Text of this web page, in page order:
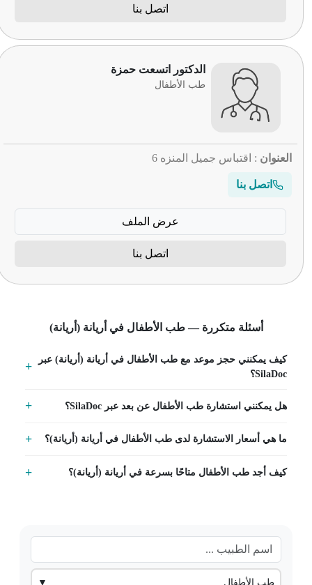
طب الأطفال
اتصل بنا
الدكتور اتسعت حمزة
طب الأطفال
العنوان : اقتباس جميل المنزه 6
اتصل بنا
عرض الملف
اتصل بنا
أسئلة متكررة — طب الأطفال في أريانة (أريانة)
كيف يمكنني حجز موعد مع طب الأطفال في أريانة (أريانة) عبر
SilaDoc؟
هل يمكنني استشارة طب الأطفال عن بعد عبر SilaDoc؟
ما هي أسعار الاستشارة لدى طب الأطفال في أريانة (أريانة)؟
كيف أجد طب الأطفال متاحًا بسرعة في أريانة (أريانة)؟